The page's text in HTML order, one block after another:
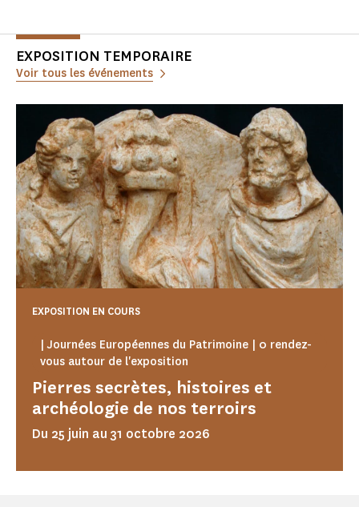
EXPOSITION TEMPORAIRE
Voir tous les événements
Pierres secrètes, histoires et
archéologie de nos terroirs
| Journées Européennes du Patrimoine | 0 rendez-
vous autour de l'exposition
Du 25 juin au 31 octobre 2026
EXPOSITION EN COURS